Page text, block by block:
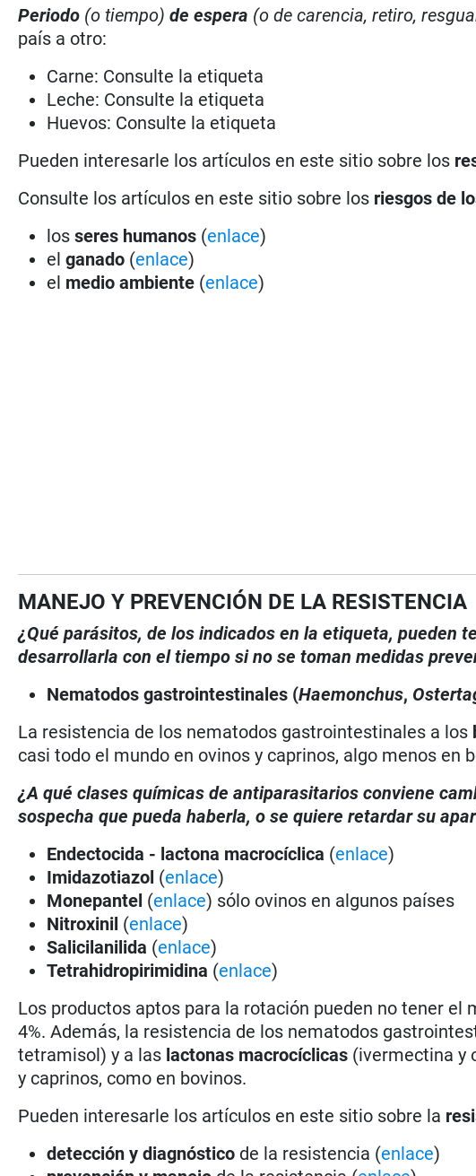
Periodo (o tiempo) de espera (o de carencia, retiro,
país a otro:
Carne: Consulte la etiqueta
Leche: Consulte la etiqueta
Huevos: Consulte la etiqueta
Pueden interesarle los artículos en este sitio sobre los
Consulte los artículos en este sitio sobre los riesgos de
losseres humanos (enlace)
elganado (enlace)
el medio ambiente (enlace)
MANEJO Y PREVENCIÓN DE LA RESISTENCIA
¿Qué parásitos, de los indicados en la etiqueta, pueden
desarrollarla con el tiempo si no se toman medidas
Nematodos gastrointestinales (Haemonchus,
La resistencia de los nematodos gastrointestinales a los
casi todo el mundo en ovinos y caprinos, algo menos en
¿A qué clases químicas de antiparasitarios conviene
sospecha que pueda haberla, o se quiere retardar su
Endectocida - lactona macrocíclica (enlace)
Imidazotiazol (enlace)
Monepantel (enlace) sólo ovinos en algunos países
Nitroxinil (enlace)
Salicilanilida (enlace)
Tetrahidropirimidina (enlace)
Los productos aptos para la rotación pueden no tener el
4%. Además, la resistencia de los nematodos
tetramisol) y a las lactonas macrocíclicas (ivermectina y
y caprinos, como en bovinos.
Pueden interesarle los artículos en este sitio sobre la
detección y diagnóstico de la resistencia (enlace)